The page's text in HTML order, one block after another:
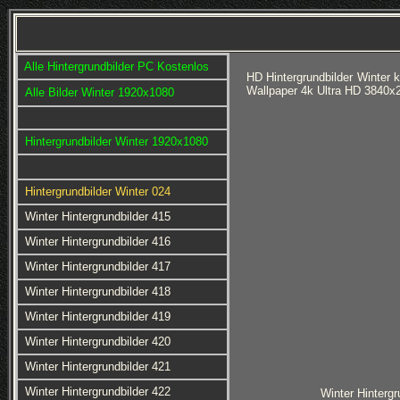
Alle Hintergrundbilder PC Kostenlos
Alle Bilder Winter 1920x1080
Hintergrundbilder Winter 1920x1080
Hintergrundbilder Winter 024
Winter Hintergrundbilder 415
Winter Hintergrundbilder 416
Winter Hintergrundbilder 417
Winter Hintergrundbilder 418
Winter Hintergrundbilder 419
Winter Hintergrundbilder 420
Winter Hintergrundbilder 421
Winter Hintergrundbilder 422
HD Hintergrundbilder
Wallpaper 4k Ultra HD
Winter